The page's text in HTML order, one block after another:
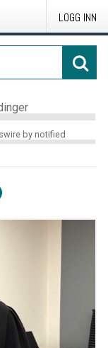
LOGG INN
by notified